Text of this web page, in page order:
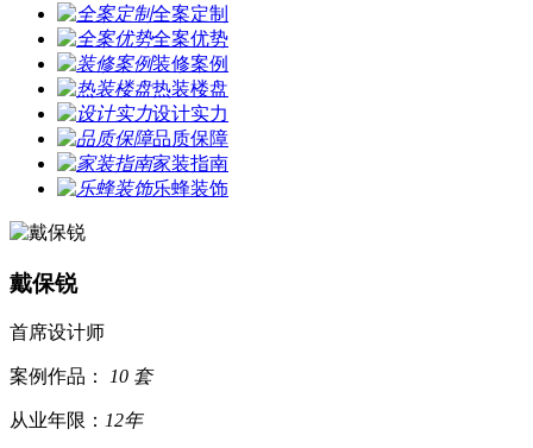
全案定制
全案优势
装修案例
热装楼盘
设计实力
品质保障
家装指南
乐蜂装饰
戴保锐
首席设计师
案例作品： 10 套
从业年限： 12年